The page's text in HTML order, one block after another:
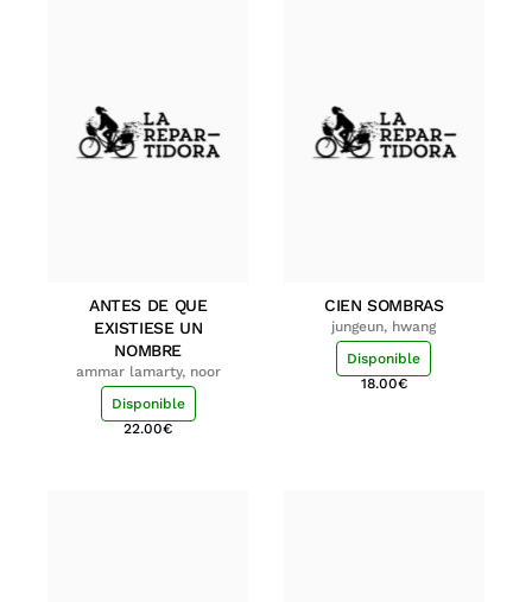
ANTES DE QUE
EXISTIESE UN
NOMBRE
ammar lamarty, noor
Disponible
22.00€
CIEN SOMBRAS
jungeun, hwang
Disponible
18.00€